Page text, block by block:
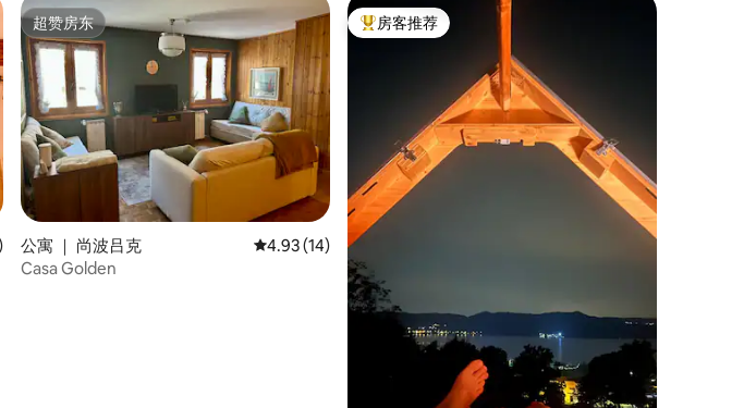
分（满分 5 分），共 106 条评价
超赞房东
超赞房东
公寓 ｜ 尚波吕克 平均评分 4.93 分（满分 5 分），共 14 条评价
4.93 (14)
Casa Golden
热门「房客推荐」
房客推荐